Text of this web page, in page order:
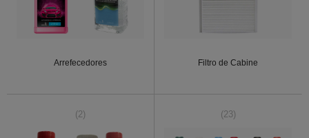
Arrefecedores Filtro de Cabine
(2) (23)